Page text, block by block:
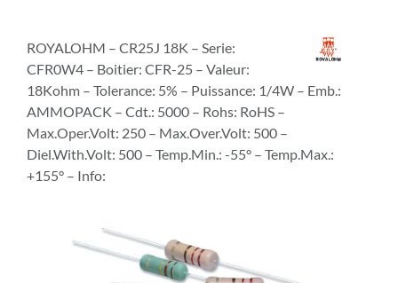
ROYALOHM – CR25J 18K – Serie:
CFR0W4 – Boitier: CFR-25 – Valeur:
18Kohm – Tolerance: 5% – Puissance: 1/4W – Emb.:
AMMOPACK – Cdt.: 5000 – Rohs: RoHS –
Max.Oper.Volt: 250 – Max.Over.Volt: 500 –
Diel.With.Volt: 500 – Temp.Min.: -55° – Temp.Max.:
+155° – Info: